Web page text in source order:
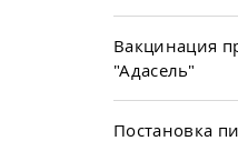
Вакцинация
"Адасель"
Постановка